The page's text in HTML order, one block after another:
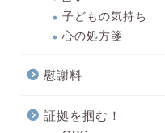
子どもの気持ち
心の処方箋
慰謝料
証拠を掴む！